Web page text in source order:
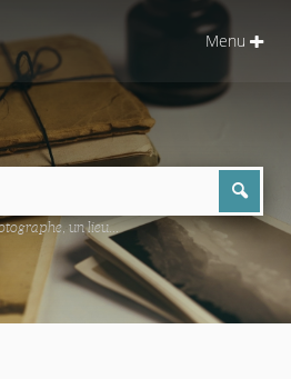
Menu
un lieu...